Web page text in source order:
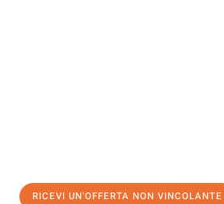
RICEVI UN'OFFERTA NON VINCOLANTE